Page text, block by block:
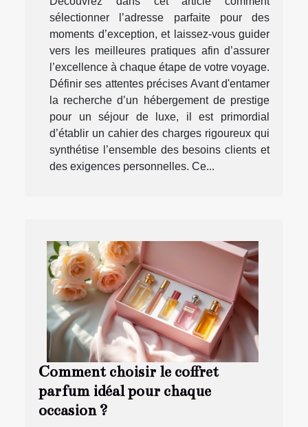
sélectionner l’adresse parfaite pour des
moments d’exception, et laissez-vous guider
vers les meilleures pratiques afin d’assurer
l’excellence à chaque étape de votre voyage.
Définir ses attentes précises Avant d'entamer
la recherche d’un hébergement de prestige
pour un séjour de luxe, il est primordial
d’établir un cahier des charges rigoureux qui
synthétise l’ensemble des besoins clients et
des exigences personnelles. Ce...
Comment choisir le coffret
parfum idéal pour chaque
occasion ?